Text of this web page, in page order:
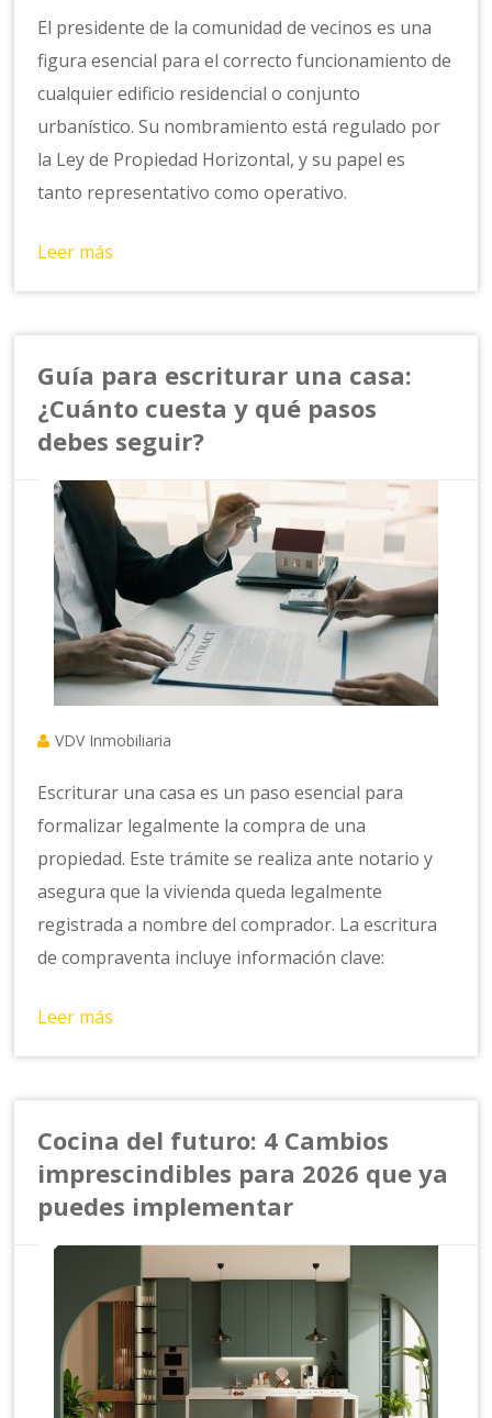
El presidente de la comunidad de vecinos es una
figura esencial para el correcto funcionamiento de
cualquier edificio residencial o conjunto
urbanístico. Su nombramiento está regulado por
la Ley de Propiedad Horizontal, y su papel es
tanto representativo como operativo.
Leer más
Guía para escriturar una casa:
¿Cuánto cuesta y qué pasos
debes seguir?
VDV Inmobiliaria
Escriturar una casa es un paso esencial para
formalizar legalmente la compra de una
propiedad. Este trámite se realiza ante notario y
asegura que la vivienda queda legalmente
registrada a nombre del comprador. La escritura
de compraventa incluye información clave:
Leer más
Cocina del futuro: 4 Cambios
imprescindibles para 2026 que ya
puedes implementar